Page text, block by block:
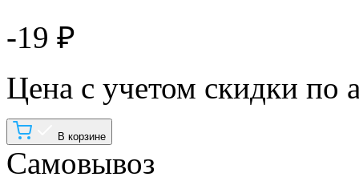
-19 ₽
Цена с учетом скидки по
В корзине
Самовывоз